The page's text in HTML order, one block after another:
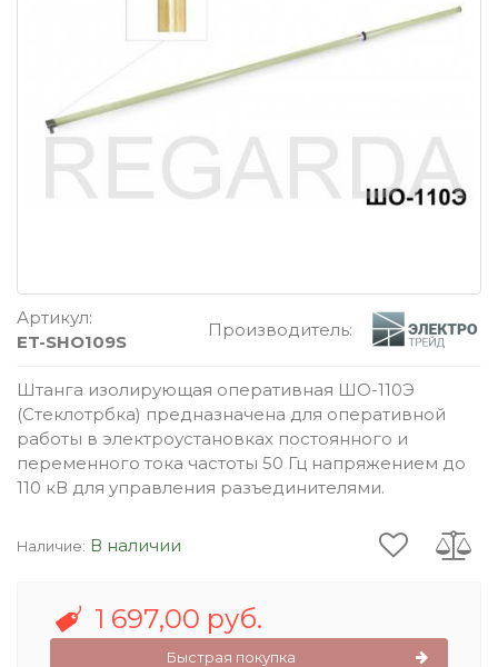
Артикул:
ET-SHO109S
Производитель:
Штанга изолирующая оперативная ШО-110Э
(Стеклотрбка) предназначена для оперативной
работы в электроустановках постоянного и
переменного тока частоты 50 Гц напряжением до
110 кВ для управления разъединителями.
Наличие: В наличии
1 697,00 руб.
Быстрая покупка